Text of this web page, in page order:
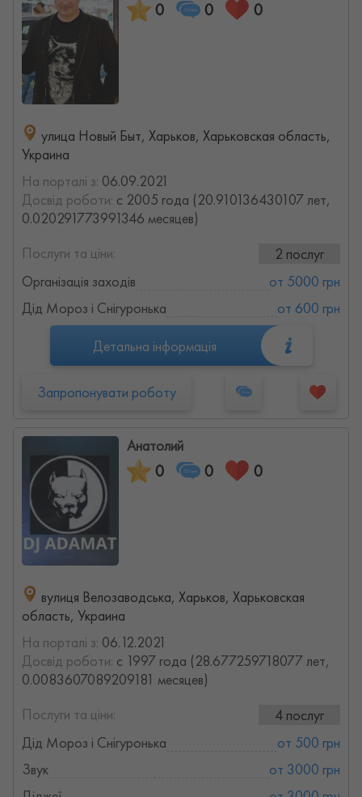
0 0 0
улица Новый Быт, Харьков, Харьковская область,
Украина
На порталі з: 06.09.2021
Досвід роботи: с 2005 года (20.910136430107 лет,
0.020291773991346 месяцев)
Послуги та ціни:
2 послуг
Організація заходів
от 5000 грн
Дід Мороз і Снігуронька
от 600 грн
Детальна інформація
Запропонувати роботу
Анатолий
0 0 0
вулиця Велозаводська, Харьков, Харьковская
область, Украина
На порталі з: 06.12.2021
Досвід роботи: с 1997 года (28.677259718077 лет,
0.0083607089209181 месяцев)
Послуги та ціни:
4 послуг
Дід Мороз і Снігуронька
от 500 грн
Звук
от 3000 грн